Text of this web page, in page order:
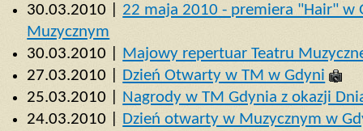
30.03.2010 | 22 maja 2010 - premiera "Hair" w
Muzycznym
30.03.2010 |
Majowy repertuar Teatru
27.03.2010 |
Dzień Otwarty w TM w Gdyni
25.03.2010 |
Nagrody w TM Gdynia z okazji
24.03.2010 |
Dzień otwarty w Muzycznym w